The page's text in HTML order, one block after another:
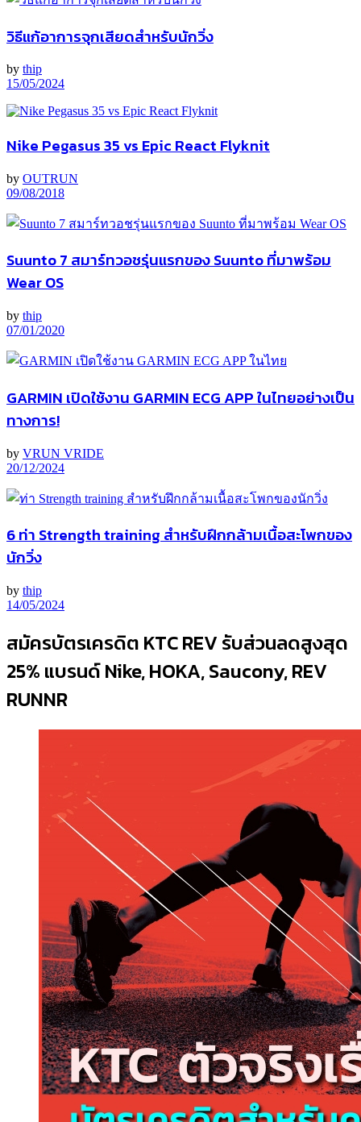
วิธีแก้อาการจุกเสียดสำหรับนักวิ่ง
by thip
15/05/2024
Nike Pegasus 35 vs Epic React Flyknit
by OUTRUN
09/08/2018
Suunto 7 สมาร์ทวอชรุ่นแรกของ Suunto ที่มาพร้อม
Wear OS
by thip
07/01/2020
GARMIN เปิดใช้งาน GARMIN ECG APP ในไทยอย่างเป็น
ทางการ!
by VRUN VRIDE
20/12/2024
6 ท่า Strength training สำหรับฝึกกล้ามเนื้อสะโพกของ
นักวิ่ง
by thip
14/05/2024
สมัครบัตรเครดิต KTC REV รับส่วนลดสูงสุด
25% แบรนด์ Nike, HOKA, Saucony, REV
RUNNR